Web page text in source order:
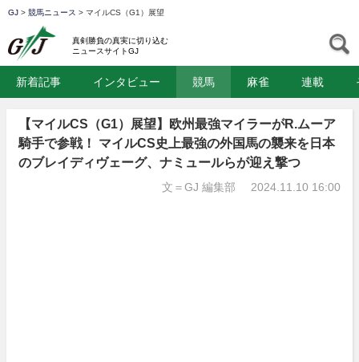
GJ > 競馬ニュース > マイルCS（G1）展望
真剣勝負の真実に切り込む
ニュースサイトGJ
新着記事 インタビュー 競馬 麻雀 連載
【マイルCS（G1）展望】欧州最強マイラーがR.ムーア
騎手で参戦！ マイルCS史上最強の外国馬の襲来を日本
のブレイディヴェーグ、ナミュールらが迎え撃つ
文＝GJ 編集部 2024.11.10 16:00